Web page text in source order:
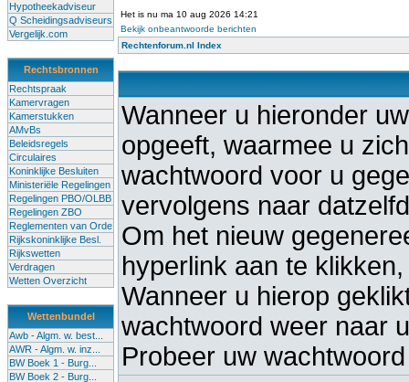
Hypotheekadviseur
Q Scheidingsadviseurs
Vergelijk.com
Rechtsbronnen
Rechtspraak
Kamervragen
Kamerstukken
AMvBs
Beleidsregels
Circulaires
Koninklijke Besluiten
Ministeriële Regelingen
Regelingen PBO/OLBB
Regelingen ZBO
Reglementen van Orde
Rijkskoninklijke Besl.
Rijkswetten
Verdragen
Wetten Overzicht
Wettenbundel
Awb - Algm. w. best...
AWR - Algm. w. inz...
BW Boek 1 - Burg...
BW Boek 2 - Burg...
Het is nu ma 10 aug 2026 14:21
Bekijk onbeantwoorde berichten
Rechtenforum.nl Index
Wanneer u hieronder
opgeeft, waarmee u
wachtwoord voor u
vervolgens naar
Om het nieuw
hyperlink aan te
Wanneer u hierop
wachtwoord weer naar
Probeer uw